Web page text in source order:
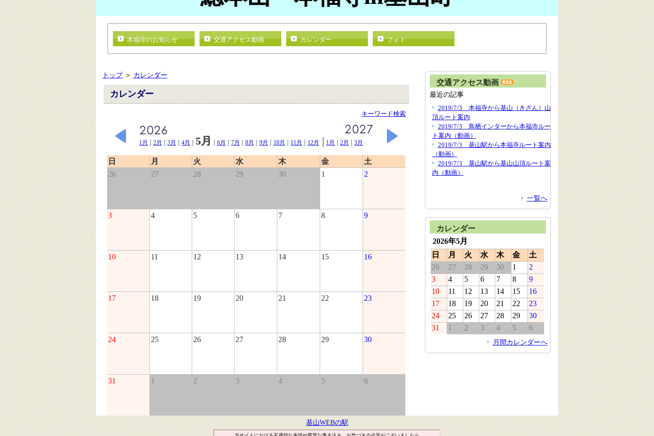
本福寺のお知らせ 交通アクセス動画 カレンダー フォト
トップ＞ カレンダー
カレンダー
キーワード検索
1月 | 2月 | 3月 | 4月 | 5月 | 6月 | 7月 | 8月 | 9月 | 10月 | 11月 | 12月 | 1月 | 2月 | 3月
日 月 火 水 木 金
土
26
27 28 29 30 1 2
3 4 5 6 7 8 9
10 11 12 13 14 15 16
17 18 19 20 21 22 23
24 25 26 27 28 29 30
31 1 2 3 4 5 6
交通アクセス動画
最近の記事
2019/7/3 本福寺から基山（きざん）山
頂ルート案内
2019/7/3 鳥栖インターから本福寺ルー
ト案内（動画）
2019/7/3 基山駅から本福寺ルート案内
（動画）
2019/7/3 基山駅から基山山頂ルート案
内（動画）
一覧へ
カレンダー
2026年5月
日
月 火 水 木 金
土
26
27 28 29 30 1
2
3
4 5 6 7 8
9
10
11 12 13 14 15
16
17
18 19 20 21 22
23
24
25 26 27 28 29
30
31
1 2 3 4 5 6
月間カレンダーへ
基山WEBの駅